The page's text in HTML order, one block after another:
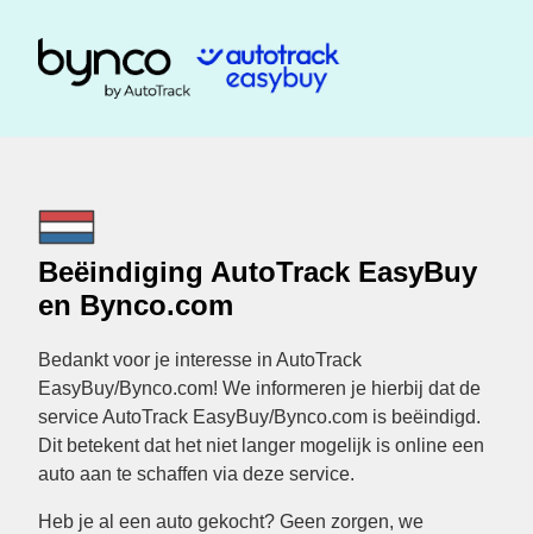
Beëindiging AutoTrack EasyBuy
en Bynco.com
Bedankt voor je interesse in AutoTrack
EasyBuy/Bynco.com! We informeren je hierbij dat de
service AutoTrack EasyBuy/Bynco.com is beëindigd.
Dit betekent dat het niet langer mogelijk is online een
auto aan te schaffen via deze service.
Heb je al een auto gekocht? Geen zorgen, we